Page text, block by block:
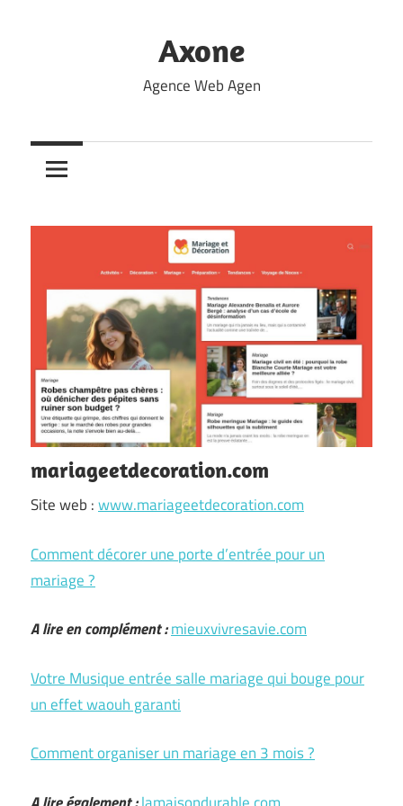
Axone
Agence Web Agen
mariageetdecoration.com
Site web :www.mariageetdecoration.com
Comment décorer une porte d’entrée pour un
mariage ?
A lire en complément :mieuxvivresavie.com
Votre Musique entrée salle mariage qui bouge pour
un effet waouh garanti
Comment organiser un mariage en 3 mois ?